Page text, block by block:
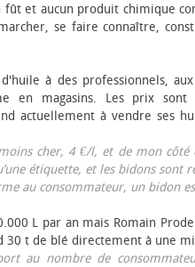
fût et aucun produit chimique
se faire connaître,
à des professionnels,
en magasins. Les prix
actuellement à vendre ses
cher, 4 €/l, et de mon côté
étiquette, et les bidons sont
au consommateur, un bidon
L par an mais Romain
30 t de blé directement à une
au nombre de